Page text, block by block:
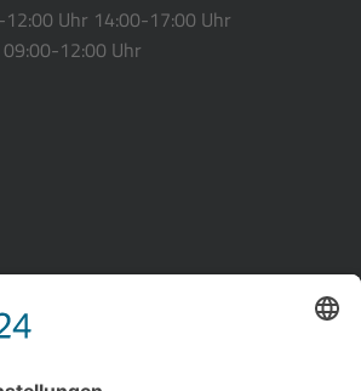
12:00 Uhr 14:00-17:00 Uhr
09:00-12:00 Uhr